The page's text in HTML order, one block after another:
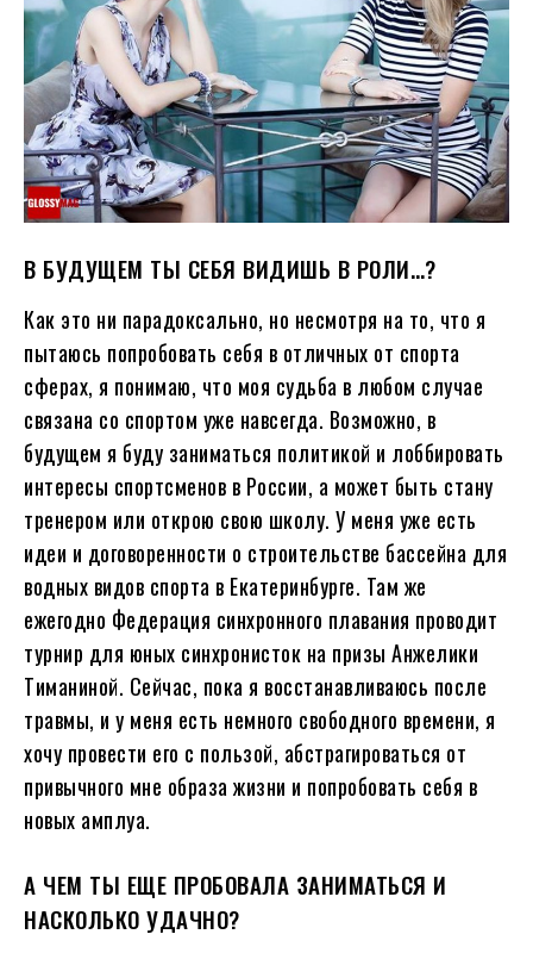
В БУДУЩЕМ ТЫ СЕБЯ ВИДИШЬ В РОЛИ…?
Как это ни парадоксально, но несмотря на то, что я
пытаюсь попробовать себя в отличных от спорта
сферах, я понимаю, что моя судьба в любом случае
связана cо спортом уже навсегда. Возможно, в
будущем я буду заниматься политикой и лоббировать
интересы спортсменов в России, а может быть стану
тренером или открою свою школу. У меня уже есть
идеи и договоренности о строительстве бассейна для
водных видов спорта в Екатеринбурге. Там же
ежегодно Федерация синхронного плавания проводит
турнир для юных синхронисток на призы Анжелики
Тиманиной. Сейчас, пока я восстанавливаюсь после
травмы, и у меня есть немного свободного времени, я
хочу провести его с пользой, абстрагироваться от
привычного мне образа жизни и попробовать себя в
новых амплуа.
А ЧЕМ ТЫ ЕЩЕ ПРОБОВАЛА ЗАНИМАТЬСЯ И
НАСКОЛЬКО УДАЧНО?